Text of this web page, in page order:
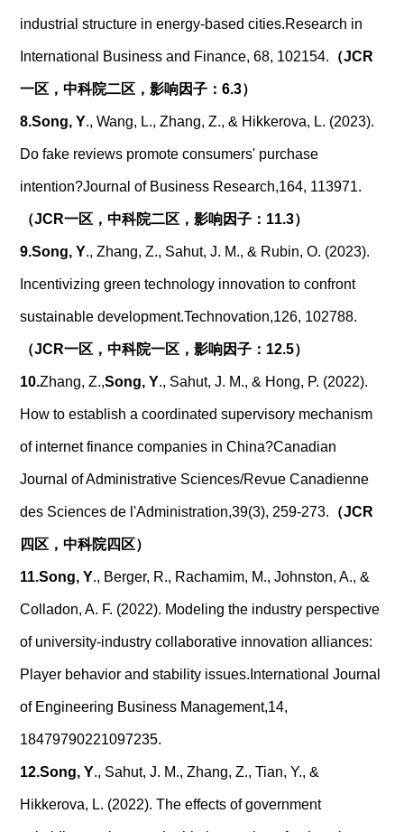
industrial structure in energy-based cities.Research in
International Business and Finance, 68, 102154. （JCR
一区，中科院二区，影响因子：6.3）
8.Song, Y., Wang, L., Zhang, Z., & Hikkerova, L. (2023).
Do fake reviews promote consumers' purchase
intention?Journal of Business Research,164, 113971.
（JCR一区，中科院二区，影响因子： 11.3）
9.Song, Y., Zhang, Z., Sahut, J. M., & Rubin, O. (2023).
Incentivizing green technology innovation to confront
sustainable development.Technovation,126, 102788.
（JCR一区，中科院一区，影响因子： 12.5）
10.Zhang, Z.,Song, Y., Sahut, J. M., & Hong, P. (2022).
How to establish a coordinated supervisory mechanism
of internet finance companies in China?Canadian
Journal of Administrative Sciences/Revue Canadienne
des Sciences de l'Administration,39(3), 259-273. （JCR
四区，中科院四区）
11.Song, Y., Berger, R., Rachamim, M., Johnston, A., &
Colladon, A. F. (2022). Modeling the industry perspective
of university-industry collaborative innovation alliances:
Player behavior and stability issues.International Journal
of Engineering Business Management,14,
18479790221097235.
12.Song, Y., Sahut, J. M., Zhang, Z., Tian, Y., &
Hikkerova, L. (2022). The effects of government